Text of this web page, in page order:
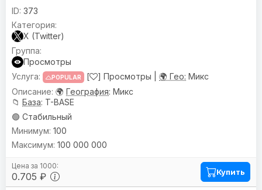
373
X (Twitter)
Просмотры
POPULAR [ ] Просмотры | 🌍 Гео: Микс
🌍 География: Микс
📁 База: T-BASE
🟢 Стабильный
0.705 ₽
100
100 000 000
Купить